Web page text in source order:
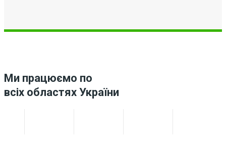
Ми працюємо по
всіх областях України